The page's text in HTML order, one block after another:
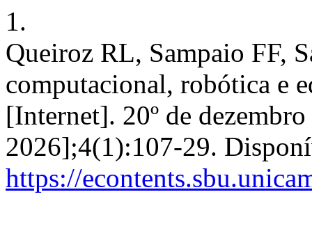
1.
Queiroz RL, Sampaio FF,
computacional, robótica e
[Internet]. 20º de
2026];4(1):107-29.
https://